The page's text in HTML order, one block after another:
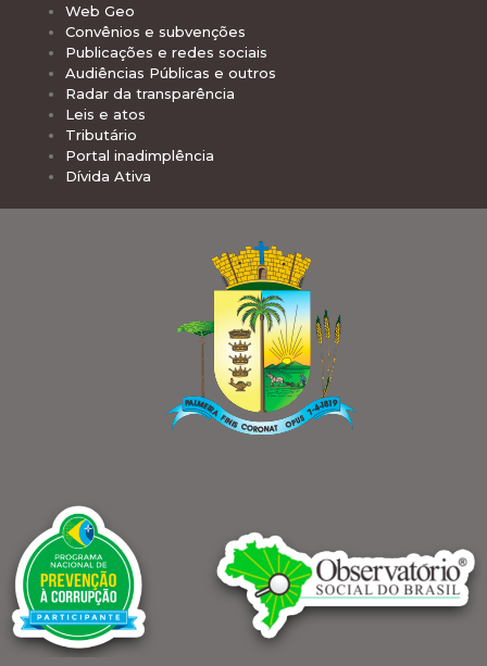
Web Geo
Convênios e subvenções
Publicações e redes sociais
Audiências Públicas e outros
Radar da transparência
Leis e atos
Tributário
Portal inadimplência
Dívida Ativa